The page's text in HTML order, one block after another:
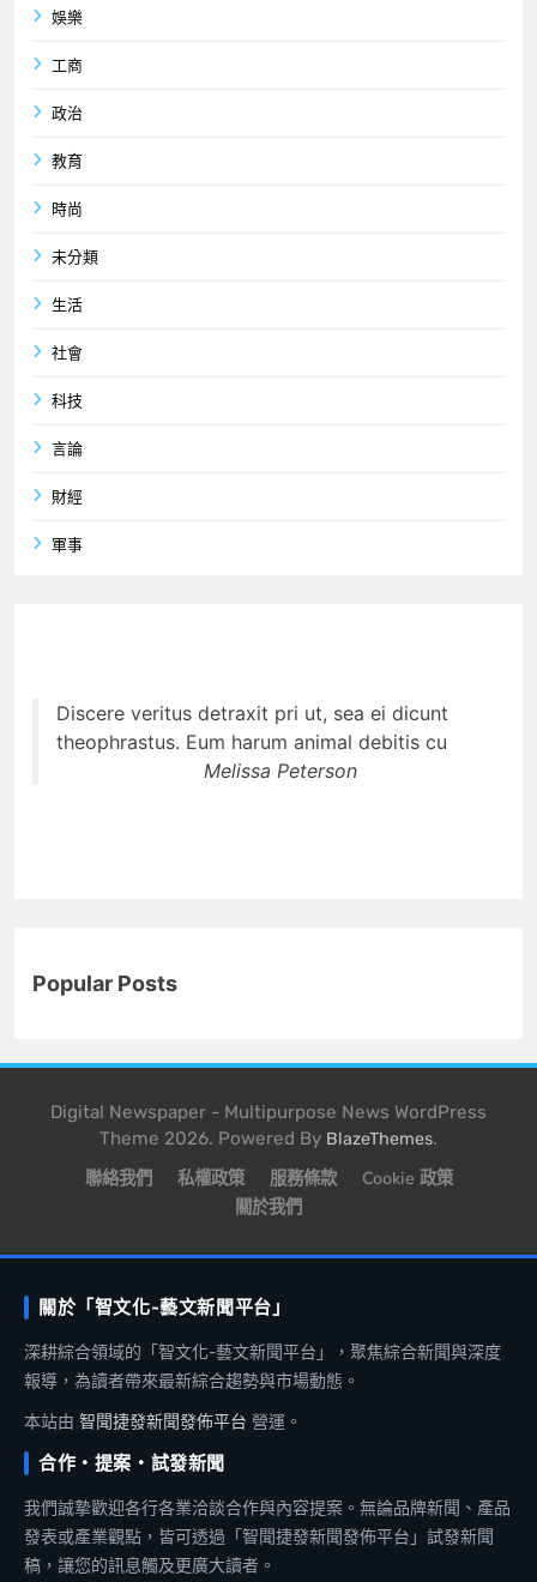
娛樂
工商
政治
教育
時尚
未分類
生活
社會
科技
言論
財經
軍事
Discere veritus detraxit pri ut, sea ei dicunt
theophrastus. Eum harum animal debitis cu
Melissa Peterson
Popular Posts
Digital Newspaper - Multipurpose News WordPress
Theme 2026. Powered By BlazeThemes.
聯絡我們 私權政策 服務條款
Cookie 政策
關於我們
關於「智文化-藝文新聞平台」
深耕綜合領域的「智文化-藝文新聞平台」，聚焦綜合新聞與深度
報導，為讀者帶來最新綜合趨勢與市場動態。
本站由 智聞捷發新聞發佈平台 營運。
合作・提案・試發新聞
我們誠摯歡迎各行各業洽談合作與內容提案。無論品牌新聞、產品
發表或產業觀點，皆可透過「智聞捷發新聞發佈平台」試發新聞
稿，讓您的訊息觸及更廣大讀者。